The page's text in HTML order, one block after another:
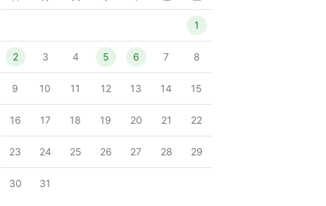
1
2 3 4 5 6 7 8
9 10 11 12 13 14 15
16 17 18 19 20 21 22
23 24 25 26 27 28 29
30 31